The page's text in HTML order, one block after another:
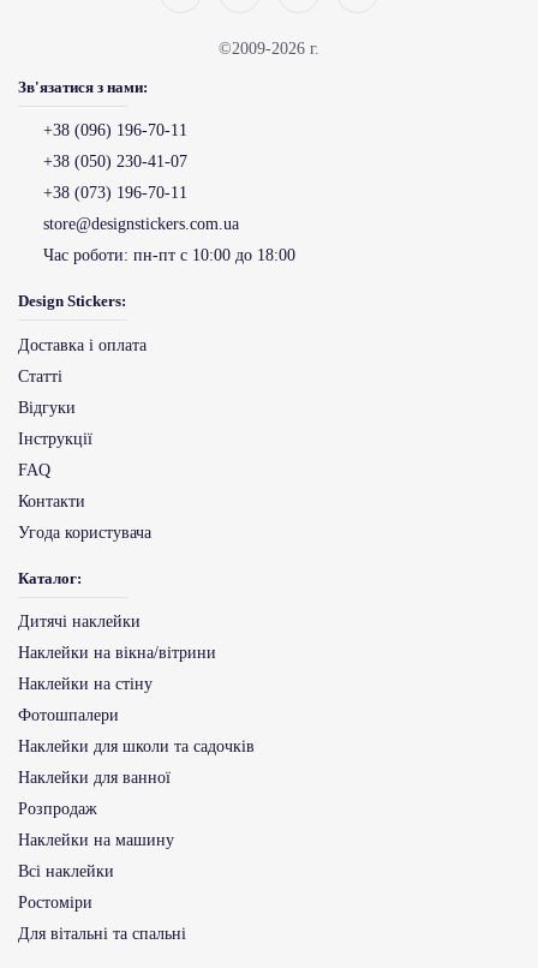
©2009-2026 г.
Зв'язатися з нами:
+38 (096) 196-70-11
+38 (050) 230-41-07
+38 (073) 196-70-11
store@designstickers.com.ua
Час роботи: пн-пт с 10:00 до 18:00
Design Stickers:
Доставка і оплата
Статті
Відгуки
Інструкції
FAQ
Контакти
Угода користувача
Каталог:
Дитячі наклейки
Наклейки на вікна/вітрини
Наклейки на стіну
Фотошпалери
Наклейки для школи та садочків
Наклейки для ванної
Розпродаж
Наклейки на машину
Всі наклейки
Ростоміри
Для вітальні та спальні